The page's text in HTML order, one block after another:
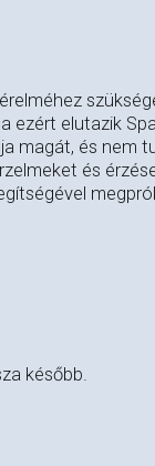
ezért elutazik
magát, és nem
és
később.